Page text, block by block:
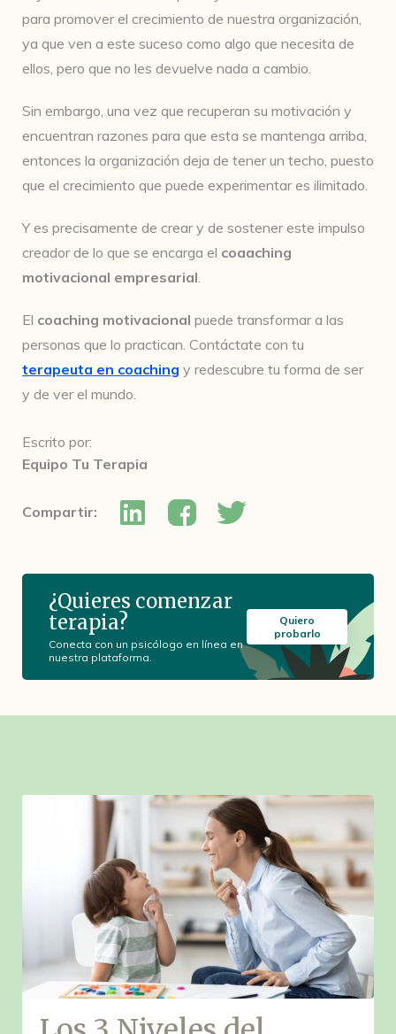
para promover el crecimiento de nuestra organización,
ya que ven a este suceso como algo que necesita de
ellos, pero que no les devuelve nada a cambio.
Sin embargo, una vez que recuperan su motivación y
encuentran razones para que esta se mantenga arriba,
entonces la organización deja de tener un techo, puesto
que el crecimiento que puede experimentar es ilimitado.
Y es precisamente de crear y de sostener este impulso
creador de lo que se encarga el coaaching
motivacional empresarial.
El coaching motivacional puede transformar a las
personas que lo practican. Contáctate con tu
terapeuta en coaching y redescubre tu forma de ser
y de ver el mundo.
Escrito por:
Equipo Tu Terapia
Compartir:
¿Quieres comenzar
terapia?
Conecta con un psicólogo en línea en
nuestra plataforma.
Quiero
probarlo